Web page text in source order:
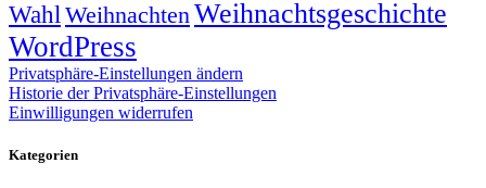
Wahl WeihnachtenWeihnachtsgeschichte
WordPress
Privatsphäre-Einstellungen ändern
Historie der Privatsphäre-Einstellungen
Einwilligungen widerrufen
Kategorien